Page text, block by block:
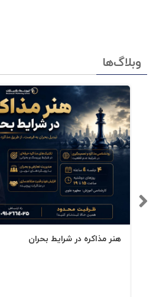
.......
وبلاگ‌ها
هنر مذاکره در شرایط بحران